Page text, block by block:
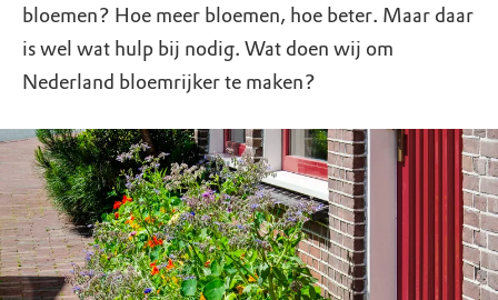
bloemen? Hoe meer bloemen, hoe beter. Maar daar
is wel wat hulp bij nodig. Wat doen wij om
Nederland bloemrijker te maken?